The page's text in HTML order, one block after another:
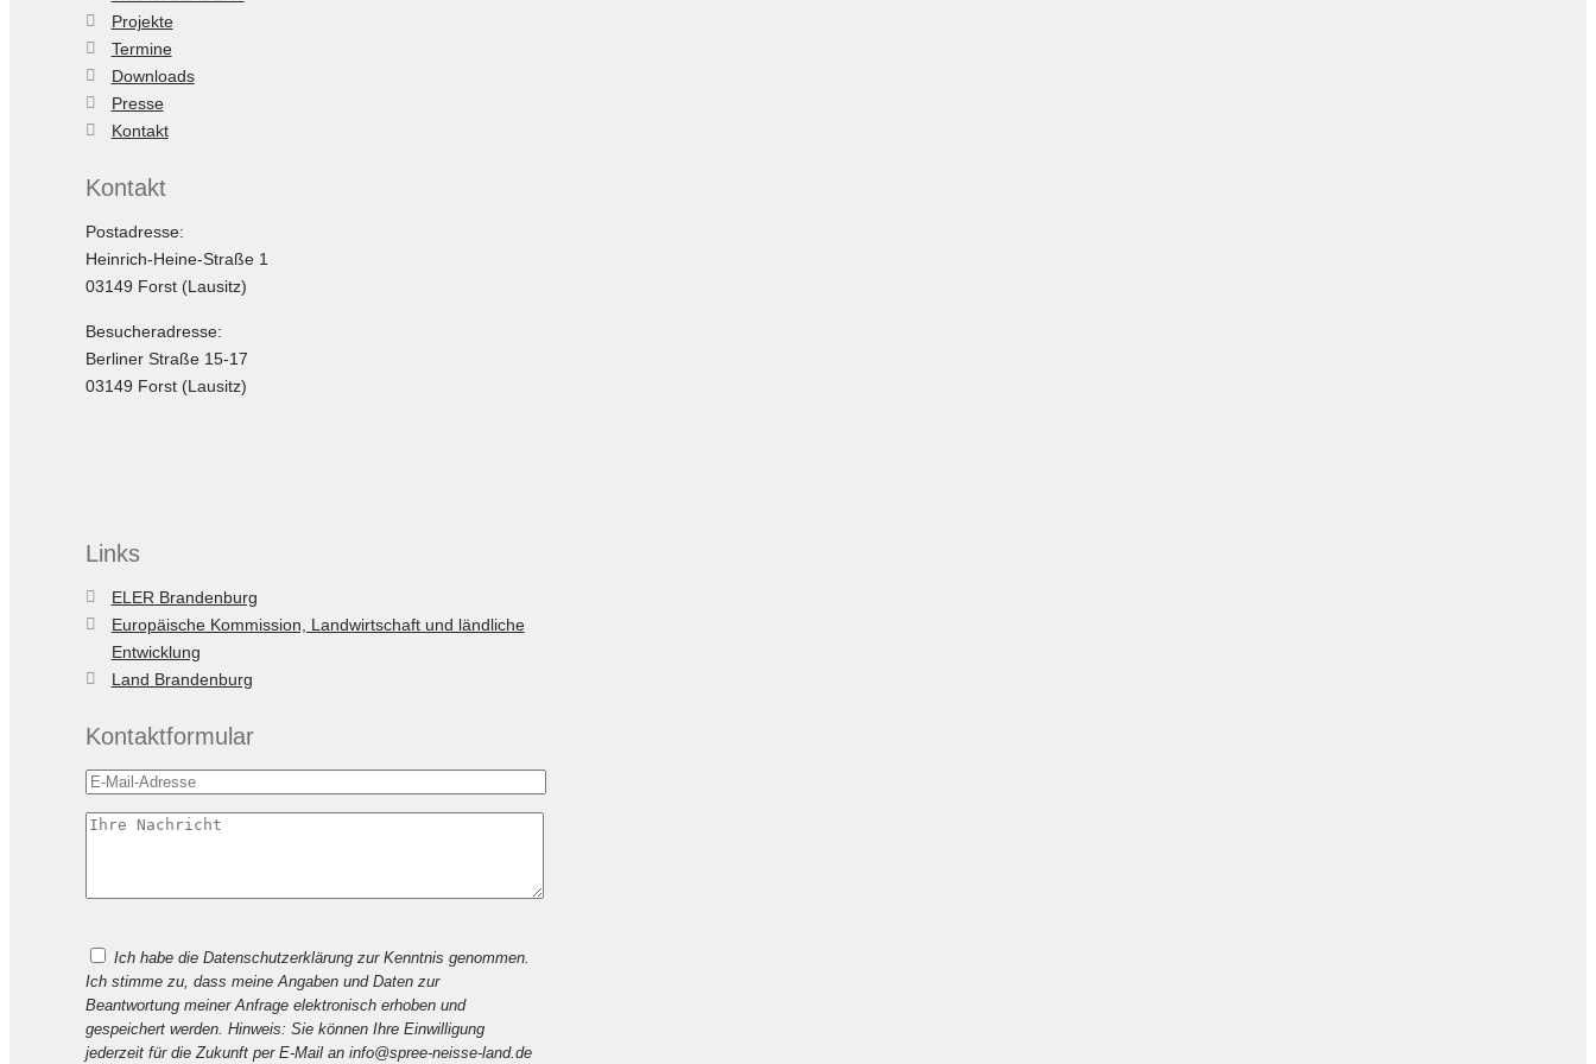
Projekte
Termine
Downloads
Presse
Kontakt
Kontakt
Postadresse:
Heinrich-Heine-Straße 1
03149 Forst (Lausitz)
Besucheradresse:
Berliner Straße 15-17
03149 Forst (Lausitz)
Links
ELER Brandenburg
Europäische Kommission, Landwirtschaft und ländliche
Entwicklung
Land Brandenburg
Kontaktformular
lasse
dieses
leer.
Ich habe die Datenschutzerklärung zur Kenntnis genommen.
Ich stimme zu, dass meine Angaben und Daten zur
Beantwortung meiner Anfrage elektronisch erhoben und
gespeichert werden. Hinweis: Sie können Ihre Einwilligung
jederzeit für die Zukunft per E-Mail an info@spree-neisse-land.de